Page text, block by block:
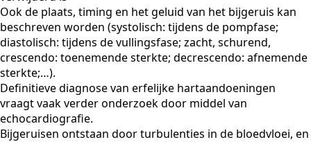
Ook de plaats, timing en het geluid van het bijgeruis kan
beschreven worden (systolisch: tijdens de pompfase;
diastolisch: tijdens de vullingsfase; zacht, schurend,
crescendo: toenemende sterkte; decrescendo: afnemende
sterkte;…).
Definitieve diagnose van erfelijke hartaandoeningen
vraagt vaak verder onderzoek door middel van
echocardiografie.
Bijgeruisen ontstaan door turbulenties in de bloedvloei, en